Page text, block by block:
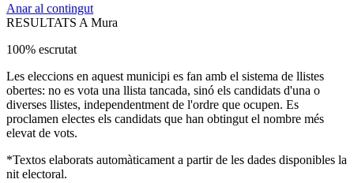
Anar al contingut
RESULTATS A Mura
100% escrutat
Les eleccions en aquest municipi es fan amb el sistema de llistes
obertes: no es vota una llista tancada, sinó els candidats d'una o
diverses llistes, independentment de l'ordre que ocupen. Es
proclamen electes els candidats que han obtingut el nombre més
elevat de vots.
*Textos elaborats automàticament a partir de les dades disponibles la
nit electoral.